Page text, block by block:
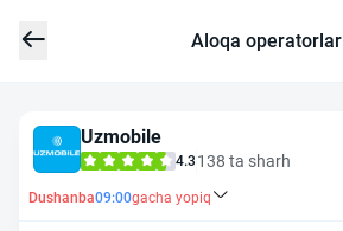
Aloqa operatorlar
Uzmobile
4.3 138 ta sharh
Dushanba09:00gacha yopiq